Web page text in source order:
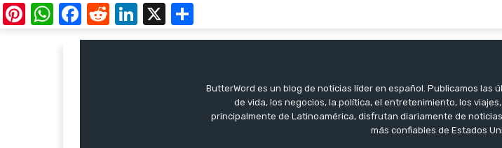
Pinterest
WhatsApp
Facebook
RedditLinkedIn
X
ButterWord es un blog de noticias líder en español. Publicamos las
de vida, los negocios, la política, el entretenimiento, los
principalmente de Latinoamérica, disfrutan diariamente de
más confiables de Estados